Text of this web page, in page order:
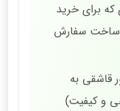
برای خرید
ساخت سفارش
قاشقی به
و کیفیت)